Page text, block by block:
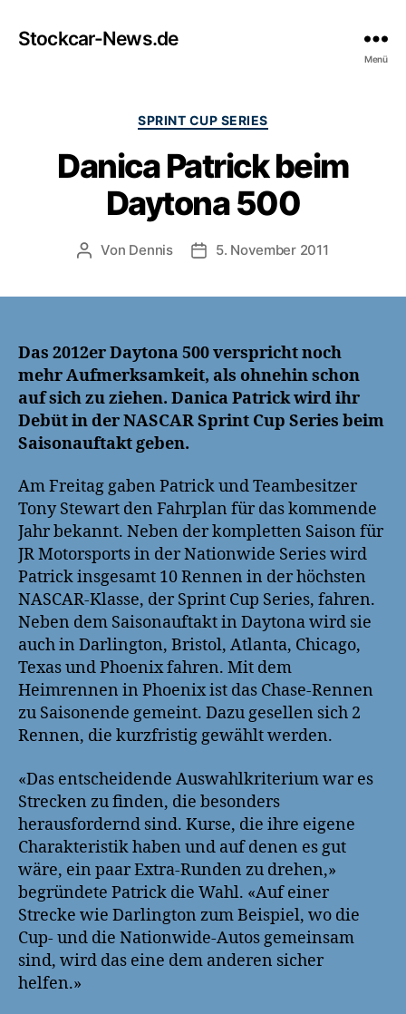
Stockcar-News.de
Menü
Kategorien
SPRINT CUP SERIES
Danica Patrick beim
Daytona 500
Beitragsautor
Von Dennis Veröffentlichungsdatum
5. November 2011
Das 2012er Daytona 500 verspricht noch
mehr Aufmerksamkeit, als ohnehin schon
auf sich zu ziehen. Danica Patrick wird ihr
Debüt in der NASCAR Sprint Cup Series beim
Saisonauftakt geben.
Am Freitag gaben Patrick und Teambesitzer
Tony Stewart den Fahrplan für das kommende
Jahr bekannt. Neben der kompletten Saison für
JR Motorsports in der Nationwide Series wird
Patrick insgesamt 10 Rennen in der höchsten
NASCAR-Klasse, der Sprint Cup Series, fahren.
Neben dem Saisonauftakt in Daytona wird sie
auch in Darlington, Bristol, Atlanta, Chicago,
Texas und Phoenix fahren. Mit dem
Heimrennen in Phoenix ist das Chase-Rennen
zu Saisonende gemeint. Dazu gesellen sich 2
Rennen, die kurzfristig gewählt werden.
«Das entscheidende Auswahlkriterium war es
Strecken zu finden, die besonders
herausfordernd sind. Kurse, die ihre eigene
Charakteristik haben und auf denen es gut
wäre, ein paar Extra-Runden zu drehen,»
begründete Patrick die Wahl. «Auf einer
Strecke wie Darlington zum Beispiel, wo die
Cup- und die Nationwide-Autos gemeinsam
sind, wird das eine dem anderen sicher
helfen.»